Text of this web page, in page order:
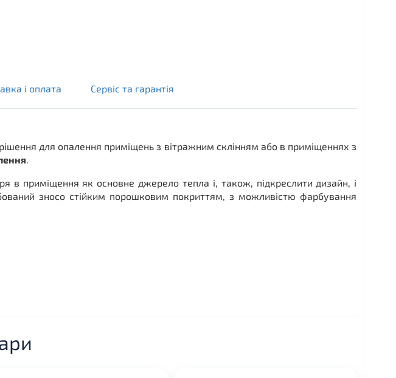
і оплата Сервіс та гарантія
для опалення приміщень з вітражним склінням або в приміщеннях з
.
в приміщення як основне джерело тепла і, також, підкреслити дизайн, і
зносо стійким порошковим покриттям, з можливістю фарбування